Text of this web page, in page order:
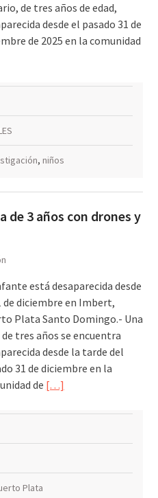
de tres años de edad,
desde el pasado 31 de
de 2025 en la comunidad
, niños
de 3 años con drones y
está desaparecida desde
de diciembre en Imbert,
Plata Santo Domingo.- Una
tres años se encuentra
desde la tarde del
31 de diciembre en la
de […]
Plata